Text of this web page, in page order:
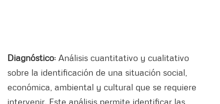
Diagnóstico: Análisis cuantitativo y cualitativo
sobre la identificación de una situación social,
económica, ambiental y cultural que se requiere
intervenir. Este análisis permite identificar las